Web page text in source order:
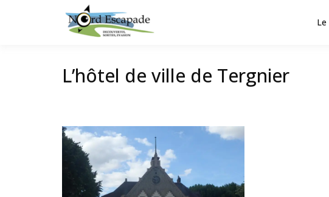
Nord
Tourisme et randonnées en Hauts
L’hôtel de ville de Tergnier